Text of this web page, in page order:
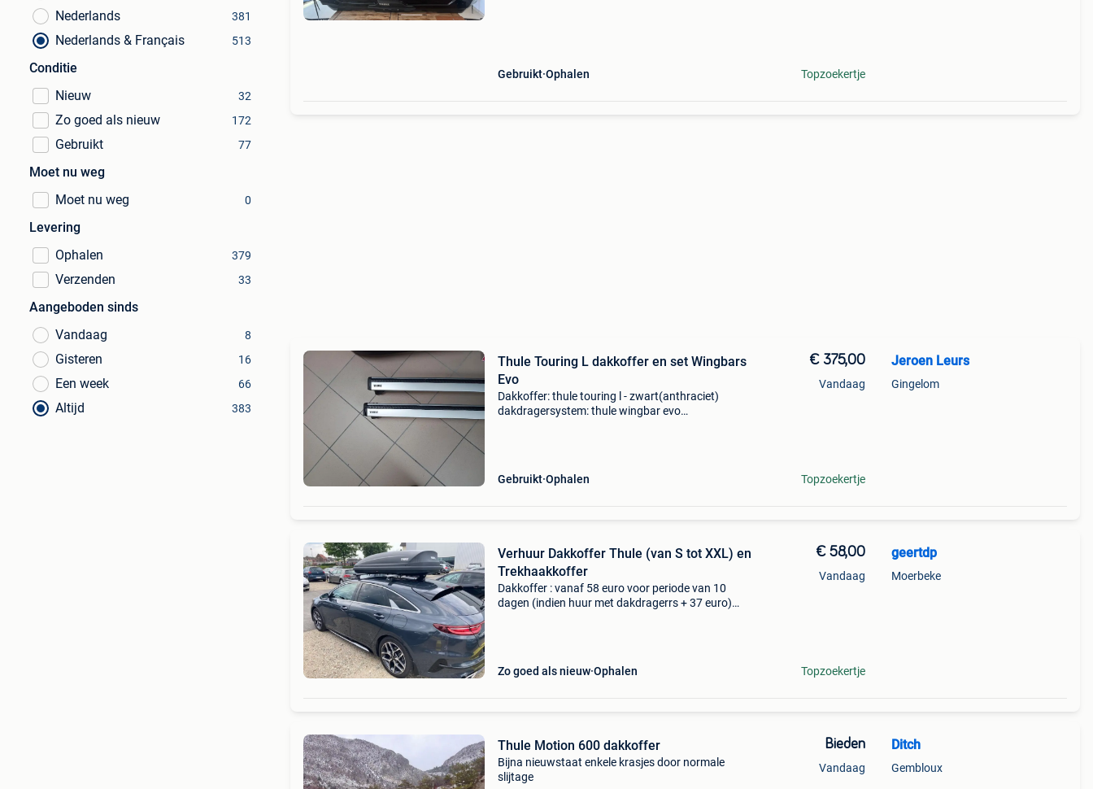
Nederlands 381
Nederlands & Français 513
Conditie
Nieuw
32
Zo goed als nieuw 172
Gebruikt 77
Moet nu weg
Moet nu weg
0
Levering
Ophalen
379
Verzenden 33
Aangeboden sinds
Vandaag
8
Gisteren 16
Een week 66
Altijd 383
Gebruikt Ophalen Topzoekertje
Thule Touring L dakkoffer en set Wingbars
Evo
Dakkoffer: thule touring l - zwart(anthraciet)
dakdragersystem: thule wingbar evo
Gebruikt Ophalen
€ 375,00
Vandaag
Topzoekertje
Jeroen Leurs
Gingelom
Verhuur Dakkoffer Thule (van S tot XXL) en
Trekhaakkoffer
Dakkoffer : vanaf 58 euro voor periode van 10
dagen (indien huur met dakdragerrs + 37 euro)
Zo goed als nieuw Ophalen
€ 58,00
Vandaag
Topzoekertje
geertdp
Moerbeke
Thule Motion 600 dakkoffer
Bijna nieuwstaat enkele krasjes door normale
slijtage
Bieden
Vandaag
Ditch
Gembloux